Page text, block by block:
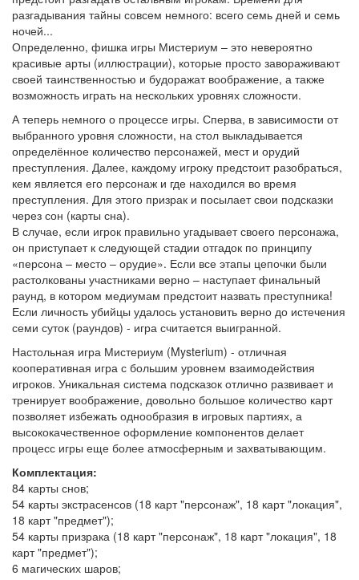
разгадывания тайны совсем немного: всего семь дней и семь
ночей...
Определенно, фишка игры Мистериум – это невероятно
красивые арты (иллюстрации), которые просто завораживают
своей таинственностью и будоражат воображение, а также
возможность играть на нескольких уровнях сложности.
А теперь немного о процессе игры. Сперва, в зависимости от
выбранного уровня сложности, на стол выкладывается
определённое количество персонажей, мест и орудий
преступления. Далее, каждому игроку предстоит разобраться,
кем является его персонаж и где находился во время
преступления. Для этого призрак и посылает свои подсказки
через сон (карты сна).
В случае, если игрок правильно угадывает своего персонажа,
он приступает к следующей стадии отгадок по принципу
«персона – место – орудие». Если все этапы цепочки были
растолкованы участниками верно – наступает финальный
раунд, в котором медиумам предстоит назвать преступника!
Если личность убийцы удалось установить верно до истечения
семи суток (раундов) - игра считается выигранной.
Настольная игра Мистериум (Mysterium) - отличная
кооперативная игра с большим уровнем взаимодействия
игроков. Уникальная система подсказок отлично развивает и
тренирует воображение, довольно большое количество карт
позволяет избежать однообразия в игровых партиях, а
высококачественное оформление компонентов делает
процесс игры еще более атмосферным и захватывающим.
Комплектация:
84 карты снов;
54 карты экстрасенсов (18 карт "персонаж", 18 карт "локация",
18 карт "предмет");
54 карты призрака (18 карт "персонаж", 18 карт "локация", 18
карт "предмет");
6 магических шаров;